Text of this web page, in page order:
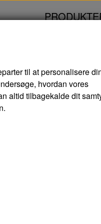
smarte
af loven og har
til at personalisere
hvordan vores
altid tilbagekalde dit